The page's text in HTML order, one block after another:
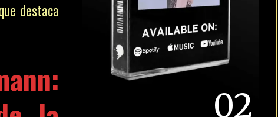
destaca
02